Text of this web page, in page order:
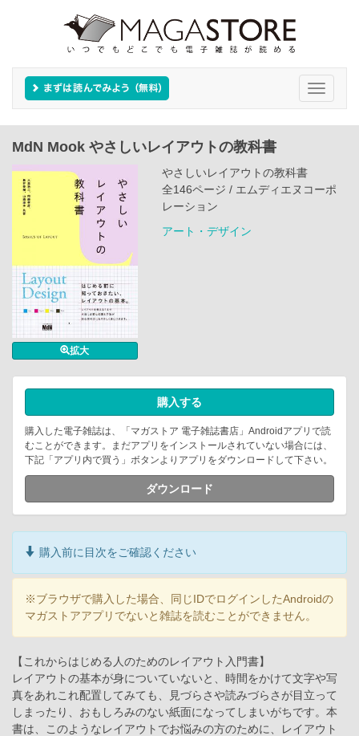
Toggle
MdN Mook やさしいレイアウトの教科書
拡大
やさしいレイアウトの教科書
全146ページ / エムディエヌコーポ
レーション
アート・デザイン
購入する
購入した電子雑誌は、「マガストア 電子雑誌書店」Androidアプリで読
むことができます。まだアプリをインストールされていない場合には、
下記「アプリ内で買う」ボタンよりアプリをダウンロードして下さい。
ダウンロード
購入前に目次をご確認ください
※ブラウザで購入した場合、同じIDでログインしたAndroidの
マガストアアプリでないと雑誌を読むことができません。
【これからはじめる人のためのレイアウト入門書】
レイアウトの基本が身についていないと、時間をかけて文字や写
真をあれこれ配置してみても、見づらさや読みづらさが目立って
しまったり、おもしろみのない紙面になってしまいがちです。本
書は、このようなレイアウトでお悩みの方のために、レイアウト